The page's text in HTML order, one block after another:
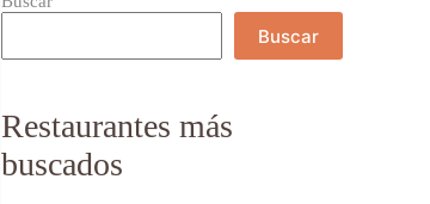
Buscar
Restaurantes más
buscados